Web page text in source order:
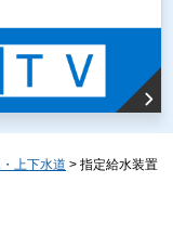
上下水道 > 指定給水装置